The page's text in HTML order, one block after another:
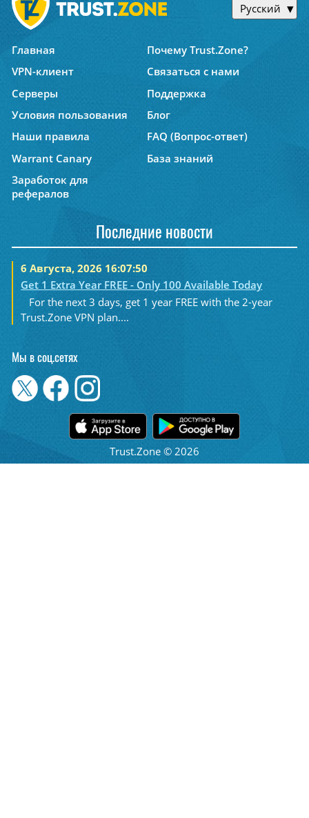
Русский
Главная
Почему Trust.Zone?
VPN-клиент
Связаться с нами
Серверы
Поддержка
Условия пользования
Блог
Наши правила
FAQ (Вопрос-ответ)
Warrant Canary
База знаний
Заработок для
рефералов
Последние новости
6 Августа, 2026 16:07:50
Get 1 Extra Year FREE - Only 100 Available Today
For the next 3 days, get 1 year FREE with the 2-year
Trust.Zone VPN plan....
Мы в соц.сетях
Trust.Zone © 2026